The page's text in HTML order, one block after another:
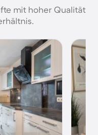
mit hoher Qualität